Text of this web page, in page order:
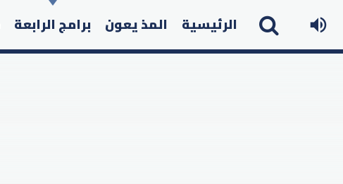
الرئيسية المذ يعون برامج الرابعة